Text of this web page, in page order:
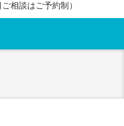
相談はご予約制）